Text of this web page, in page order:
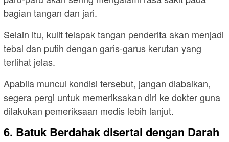
bagian tangan dan jari.
Selain itu, kulit telapak tangan penderita akan menjadi
tebal dan putih dengan garis-garus kerutan yang
terlihat jelas.
Apabila muncul kondisi tersebut, jangan diabaikan,
segera pergi untuk memeriksakan diri ke dokter guna
dilakukan pemeriksaan medis lebih lanjut.
6. Batuk Berdahak disertai dengan Darah